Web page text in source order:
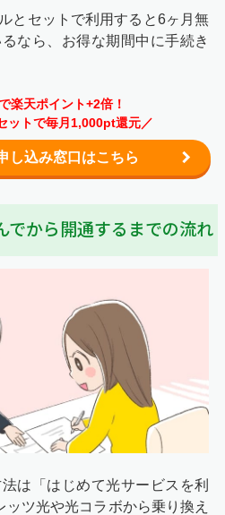
とセットで利用すると6ヶ月無
なら、お得な期間中に手続き
楽天ポイント+2倍！
ットで毎月1,000pt還元／
し込み窓口はこちら
でから開通するまでの流れ
は「はじめて光サービスを利
ッツ光や光コラボから乗り換え